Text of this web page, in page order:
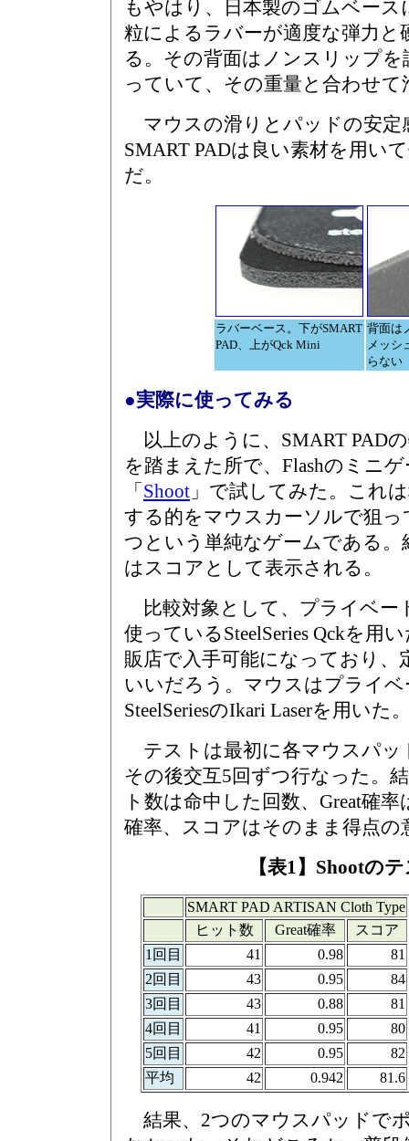
もやはり、日本製のゴムベー
粒によるラバーが適度な弾力と
る。その背面はノンスリップ
っていて、その重量と合わせ
マウスの滑りとパッドの安定
SMART PADは良い素材を用い
だ。
ラバーベース。下がSMART
PAD、上がQck Mini
背面は
メッシ
らない
●実際に使ってみる
以上のように、SMART PAD
を踏まえた所で、Flashのミニ
「 Shoot 」で試してみた。これ
する的をマウスカーソルで狙っ
つという単純なゲームである。
はスコアとして表示される。
比較対象として、プライベー
使っているSteelSeries Qckを用
販店で入手可能になっており、
いいだろう。マウスはプライ
SteelSeriesのIkari Laserを用いた
テストは最初に各マウスパッ
その後交互5回ずつ行なった。
ト数は命中した回数、Great確
確率、スコアはそのまま得点の
【表1】Shootの
SMART PAD ARTISAN Cloth Type
ヒット数
Great確率
スコア
1回目
41 0.98
81
2回目
43 0.95
84
3回目
43 0.88
81
4回目
41 0.95
80
5回目
42 0.95
82
平均
42 0.942 81.6
結果、2つのマウスパッドで